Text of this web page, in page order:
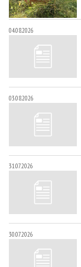
04.08.2026
03.08.2026
31.07.2026
30.07.2026